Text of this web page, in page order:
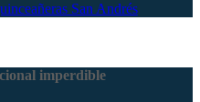
San Andrés
imperdible